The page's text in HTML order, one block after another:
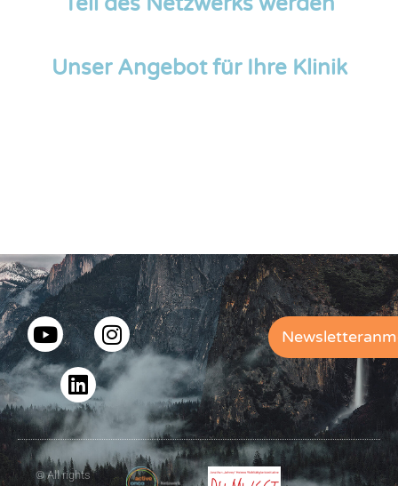
Unser Angebot für Ihre Klinik
© All rights